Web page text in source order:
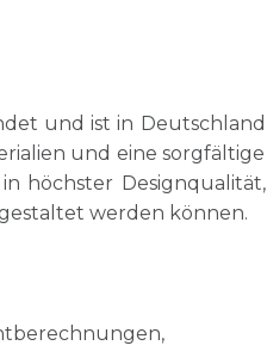
und ist in Deutschland
und eine sorgfältige
höchster Designqualität,
werden können.